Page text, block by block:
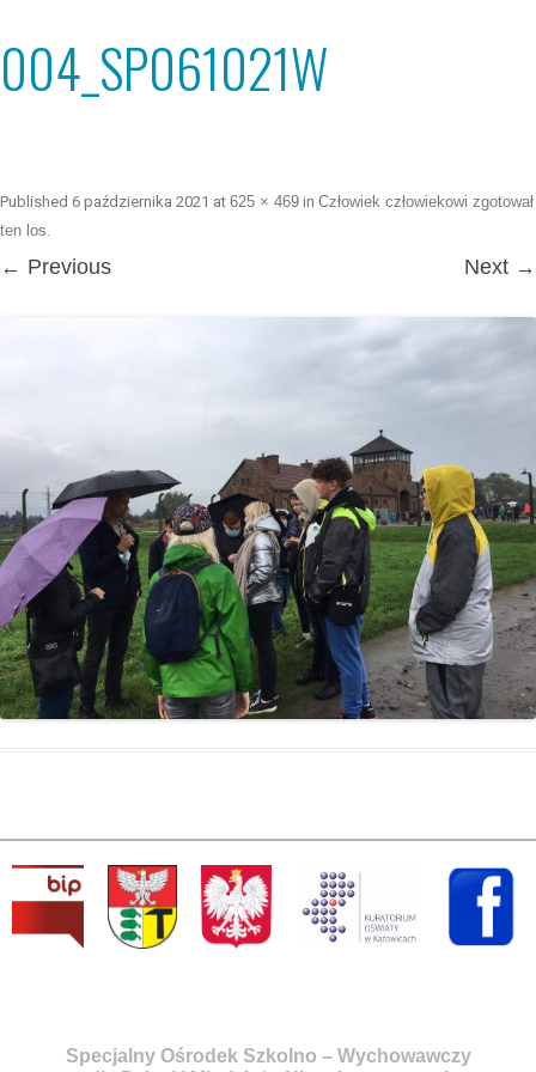
004_SP061021W
Published 6 października 2021 at 625 × 469 in Człowiek człowiekowi zgotował
ten los.
← Previous Next →
Specjalny Ośrodek Szkolno – Wychowawczy